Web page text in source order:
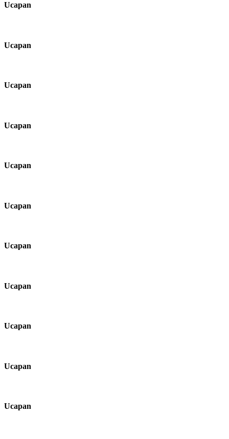
Ucapan
Ucapan
Ucapan
Ucapan
Ucapan
Ucapan
Ucapan
Ucapan
Ucapan
Ucapan
Ucapan